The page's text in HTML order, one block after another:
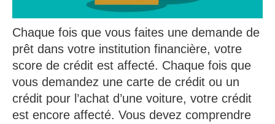
Chaque fois que vous faites une demande de
prêt dans votre institution financière, votre
score de crédit est affecté. Chaque fois que
vous demandez une carte de crédit ou un
crédit pour l’achat d’une voiture, votre crédit
est encore affecté. Vous devez comprendre